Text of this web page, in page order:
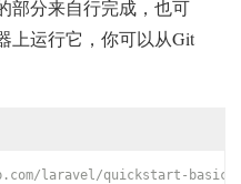
部分来自行完成，也可
上运行它，你可以从Git
laravel/quickstart-basic